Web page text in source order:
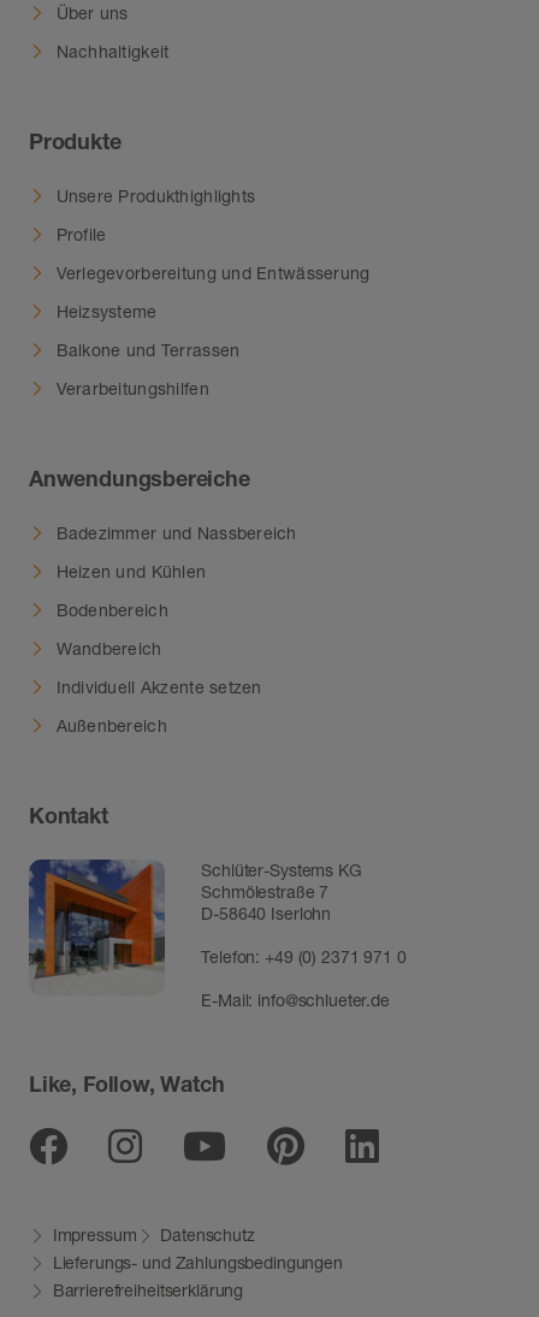
Über uns
Nachhaltigkeit
Produkte
Unsere Produkthighlights
Profile
Verlegevorbereitung und Entwässerung
Heizsysteme
Balkone und Terrassen
Verarbeitungshilfen
Anwendungsbereiche
Badezimmer und Nassbereich
Heizen und Kühlen
Bodenbereich
Wandbereich
Individuell Akzente setzen
Außenbereich
Kontakt
Schlüter-Systems KG
Schmölestraße 7
D-58640 Iserlohn
Telefon:+49 (0) 2371 971 0
E-Mail: info@schlueter.de
Like, Follow, Watch
Facebook
InstagramYoutube
PinterestLinkedin
Impressum
Datenschutz
Lieferungs- und Zahlungsbedingungen
Barrierefreiheitserklärung